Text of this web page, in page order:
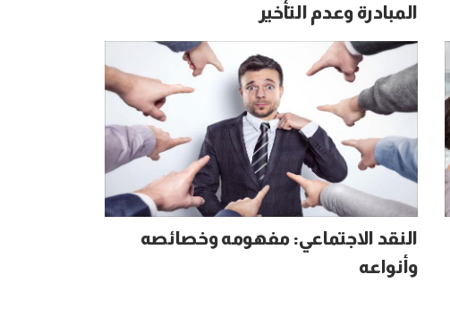
المبادرة وعدم التأخير
النقد الاجتماعي: مفهومه وخصائصه
وأنواعه